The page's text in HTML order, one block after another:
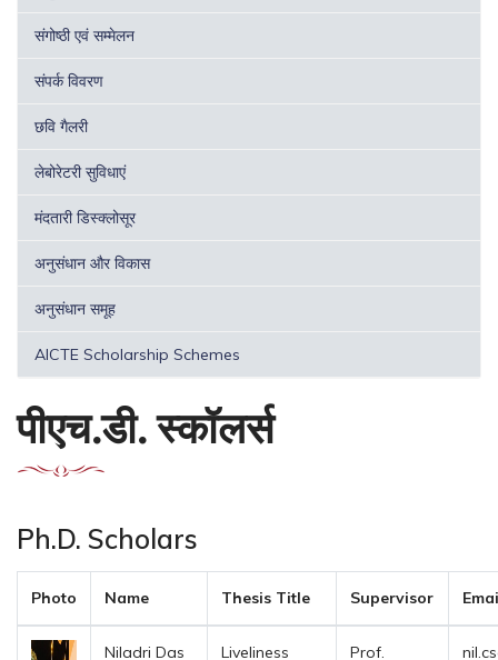
संगोष्ठी एवं सम्मेलन
संपर्क विवरण
छवि गैलरी
लेबोरेटरी सुविधाएं
मंदतारी डिस्क्लोसूर
अनुसंधान और विकास
अनुसंधान समूह
AICTE Scholarship Schemes
पीएच.डी. स्कॉलर्स
Ph.D. Scholars
Photo Name Thesis Title Supervisor
Niladri Das
Liveliness
Prof.